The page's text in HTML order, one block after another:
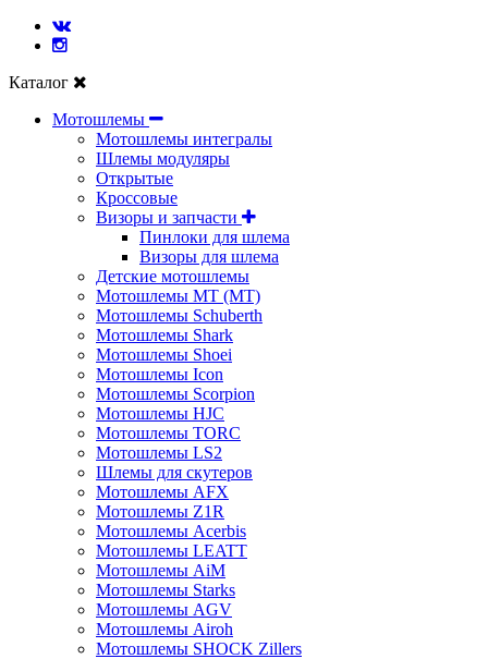
Каталог
Мотошлемы
Мотошлемы интегралы
Шлемы модуляры
Открытые
Кросcовые
Визоры и запчасти
Пинлоки для шлема
Визоры для шлема
Детские мотошлемы
Мотошлемы MT (МТ)
Мотошлемы Schuberth
Мотошлемы Shark
Мотошлемы Shoei
Мотошлемы Icon
Мотошлемы Scorpion
Мотошлемы HJC
Мотошлемы TORC
Мотошлемы LS2
Шлемы для скутеров
Мотошлемы AFX
Мотошлемы Z1R
Мотошлемы Acerbis
Мотошлемы LEATT
Мотошлемы AiM
Мотошлемы Starks
Мотошлемы AGV
Мотошлемы Airoh
Мотошлемы SHOCK Zillers